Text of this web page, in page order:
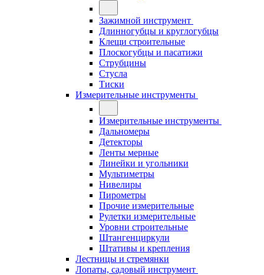
Зажимной инструмент
Длинногубцы и круглогубцы
Клещи строительные
Плоскогубцы и пасатижи
Струбцины
Стусла
Тиски
Измерительные инструменты
Измерительные инструменты
Дальномеры
Детекторы
Ленты мерные
Линейки и угольники
Мультиметры
Нивелиры
Пирометры
Прочие измерительные
Рулетки измерительные
Уровни строительные
Штангенциркули
Штативы и крепления
Лестницы и стремянки
Лопаты, садовый инструмент